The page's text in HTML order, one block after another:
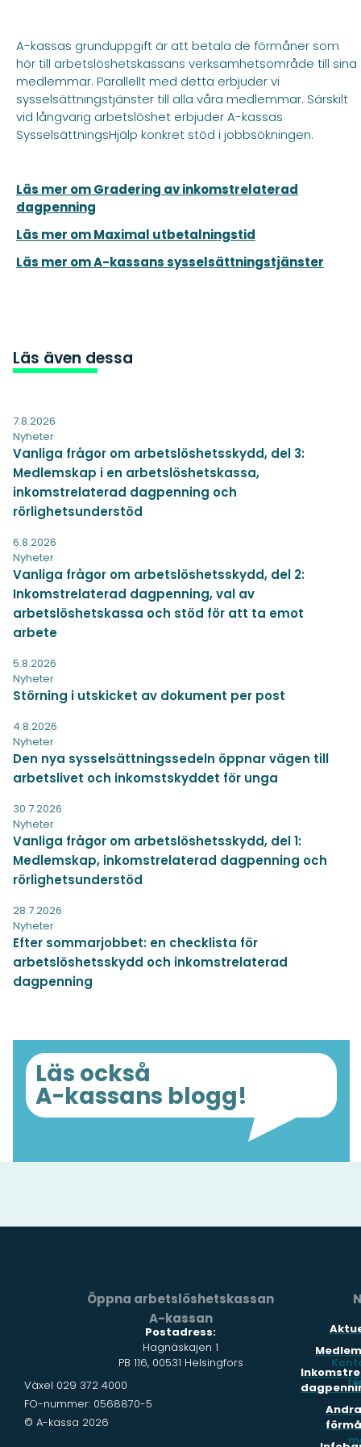
Läs även dessa
7.8.2026
Nyheter
Vanliga frågor om arbetslöshetsskydd, del 3:
Medlemskap i en arbetslöshetskassa,
inkomstrelaterad dagpenning och
rörlighetsunderstöd
6.8.2026
Nyheter
Vanliga frågor om arbetslöshetsskydd, del 2:
Inkomstrelaterad dagpenning, val av
arbetslöshetskassa och stöd för att ta emot
arbete
5.8.2026
Nyheter
Störning i utskicket av dokument per post
4.8.2026
Nyheter
Den nya sysselsättningssedeln öppnar vägen till
arbetslivet och inkomstskyddet för unga
30.7.2026
Nyheter
Vanliga frågor om arbetslöshetsskydd, del 1:
Medlemskap, inkomstrelaterad dagpenning och
rörlighetsunderstöd
28.7.2026
Nyheter
Efter sommarjobbet: en checklista för
arbetslöshetsskydd och inkomstrelaterad
dagpenning
Läs också
A-kassans blogg!
A-kassas grunduppgift är att betala de förmåner som
hör till arbetslöshetskassans verksamhetsområde till sina
medlemmar. Parallellt med detta erbjuder vi
sysselsättningstjänster till alla våra medlemmar. Särskilt
vid långvarig arbetslöshet erbjuder A-kassas
SysselsättningsHjälp konkret stöd i jobbsökningen.
Läs mer om Gradering av inkomstrelaterad
dagpenning
Läs mer om Maximal utbetalningstid
Läs mer om A-kassans sysselsättningstjänster
Öppna arbetslöshetskassan
A-kassan
Postadress:
Hagnäskajen 1
PB 116, 00531 Helsingfors
Växel 029 372 4000
FO-nummer: 0568870-5
© A-kassa 2026
Andra